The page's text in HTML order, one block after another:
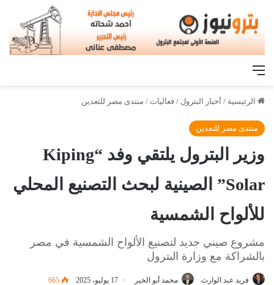
القائمة
الرئيسية / أخبار البترول / فعاليات / منتدى مصر للتعدين
منتدى مصر للتعدين
وزير البترول يلتقي وفد “Kiping
Solar” الصينية لبحث التصنيع المحلي
للألواح الشمسية
مشروع صيني جديد لتصنيع الألواح الشمسية في مصر
بالشراكة مع وزارة البترول
فريد عبد الوارث محمد أبو الخير 17 يوليو، 2025 665